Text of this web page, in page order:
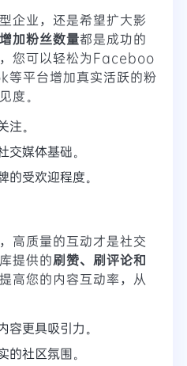
企业，还是希望扩大影
加粉丝数量都是成功的
您可以轻松为Faceboo
平台增加真实活跃的粉
度。
。
媒体基础。
受欢迎程度。
高质量的互动才是社交
提供的刷赞、刷评论和
高您的内容互动率，从
更具吸引力。
社区氛围。